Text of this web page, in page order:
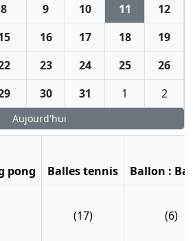
8 9 10 11
12
16 17 18
19
23 24 25
26
30 31 1 2
Aujourd'hui
pong Balles tennis
Ballon :
(17) (6)